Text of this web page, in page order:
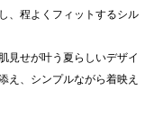
、程よくフィットするシル
見せが叶う夏らしいデザイ
え、シンプルながら着映え